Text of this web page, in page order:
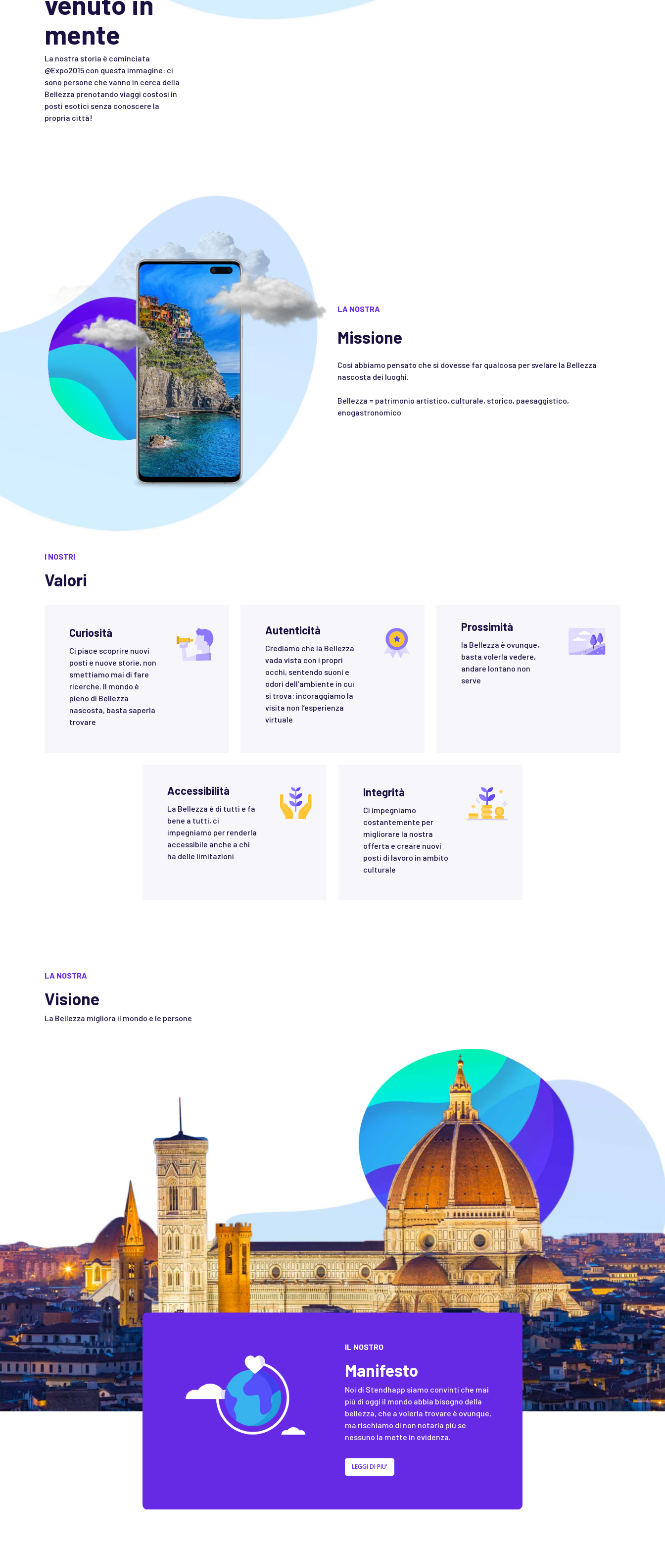
mente
La nostra storia è cominciata
@Expo2015 con questa immagine: ci
sono persone che vanno in cerca della
Bellezza prenotando viaggi costosi in
posti esotici senza conoscere la
propria città!
LA NOSTRA
Missione
Così abbiamo pensato che si dovesse far qualcosa per svelare la Bellezza
nascosta dei luoghi.
Bellezza = patrimonio artistico, culturale, storico, paesaggistico,
enogastronomico
I NOSTRI
Valori
Curiosità
Ci piace scoprire nuovi
posti e nuove storie, non
smettiamo mai di fare
ricerche. Il mondo è
pieno di Bellezza
nascosta, basta saperla
trovare
Autenticità
Crediamo che la Bellezza
vada vista con i propri
occhi, sentendo suoni e
odori dell’ambiente in cui
si trova: incoraggiamo la
visita non l’esperienza
virtuale
Prossimità
la Bellezza è ovunque,
basta volerla vedere,
andare lontano non
serve
Accessibilità
La Bellezza è di tutti e fa
bene a tutti, ci
impegniamo per renderla
accessibile anche a chi
ha delle limitazioni
Integrità
Ci impegniamo
costantemente per
migliorare la nostra
offerta e creare nuovi
posti di lavoro in ambito
culturale
LA NOSTRA
Visione
La Bellezza migliora il mondo e le persone
IL NOSTRO
Manifesto
Noi di Stendhapp siamo convinti che mai
più di oggi il mondo abbia bisogno della
bellezza, che a volerla trovare è ovunque,
ma rischiamo di non notarla più se
nessuno la mette in evidenza.
LEGGI DI PIU'